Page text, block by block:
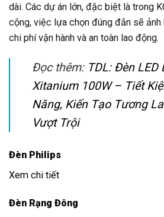
dài. Các dự án lớn, đặc biệt là trong
cộng, việc lựa chọn đúng đắn sẽ
chi phí vận hành và an toàn lao động.
Đọc thêm: TDL: Đèn LED
Xitanium 100W – Tiết
Năng, Kiến Tạo Tương
Vượt Trội
Đèn Philips
Xem chi tiết
Đèn Rạng Đông